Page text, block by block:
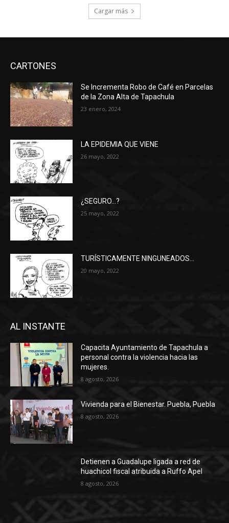
Cargar más
CARTONES
Se Incrementa Robo de Café en Parcelas
de la Zona Alta de Tapachula
23 enero, 2024
LA EPIDEMIA QUE VIENE
26 mayo, 2022
¿SEGURO…?
25 mayo, 2022
TURÍSTICAMENTE NINGUNEADOS…
20 mayo, 2022
AL INSTANTE
Capacita Ayuntamiento de Tapachula a
personal contra la violencia hacia las
mujeres.
8 agosto, 2026
Vivienda para el Bienestar. Puebla, Puebla
8 agosto, 2026
Detienen a Guadalupe ligada a red de
huachicol fiscal atribuida a Ruffo Apel
8 agosto, 2026